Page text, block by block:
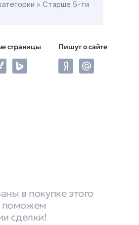
» Старше 5-ти
страницы Пишут о сайте
в покупке этого
сделки!